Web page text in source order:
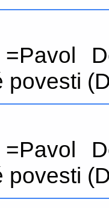
povesti
povesti